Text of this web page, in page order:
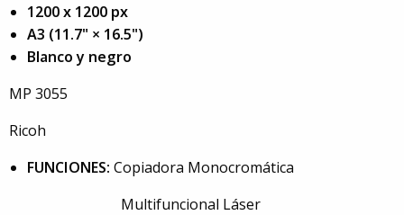
1200 x 1200 px
A3 (11.7" × 16.5")
Blanco y negro
MP 3055
Ricoh
FUNCIONES: Copiadora Monocromática
Multifuncional Láser